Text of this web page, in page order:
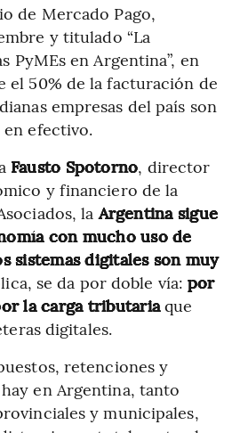
de Mercado Pago,
y titulado “La
PyMEs en Argentina”, en
el 50% de la facturación de
empresas del país son
en efectivo.
Fausto Spotorno, director
y financiero de la
laArgentina sigue
con mucho uso de
sistemas digitales son muy
se da por doble vía:por
la carga tributariaque
digitales.
retenciones y
en Argentina, tanto
y municipales,